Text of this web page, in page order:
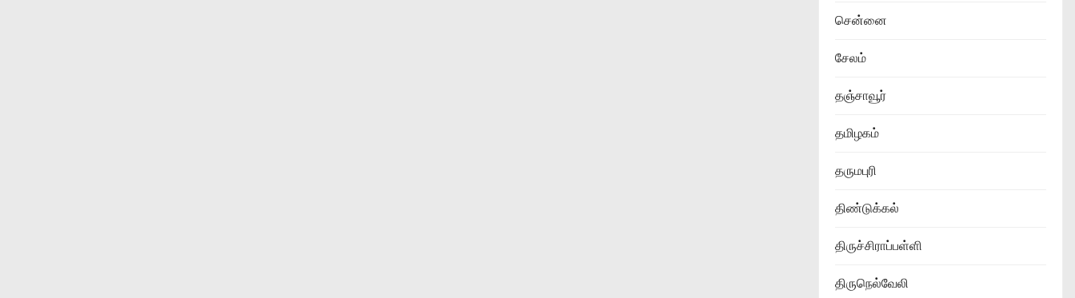
சென்னை
சேலம்
தஞ்சாவூர்
தமிழகம்
தருமபுரி
திண்டுக்கல்
திருச்சிராப்பள்ளி
திருநெல்வேலி